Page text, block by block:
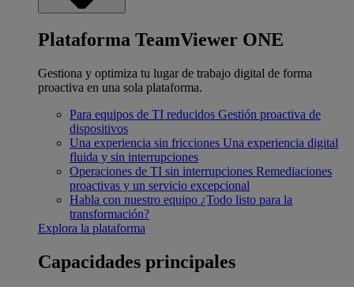
Plataforma TeamViewer ONE
Gestiona y optimiza tu lugar de trabajo digital de forma
proactiva en una sola plataforma.
Para equipos de TI reducidos Gestión proactiva de
dispositivos
Una experiencia sin fricciones Una experiencia digital
fluida y sin interrupciones
Operaciones de TI sin interrupciones Remediaciones
proactivas y un servicio excepcional
Habla con nuestro equipo ¿Todo listo para la
transformación?
Explora la plataforma
Capacidades principales